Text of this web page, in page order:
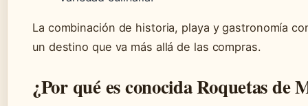
La combinación de historia, playa y gastronomía
un destino que va más allá de las compras.
¿Por qué es conocida Roquetas de